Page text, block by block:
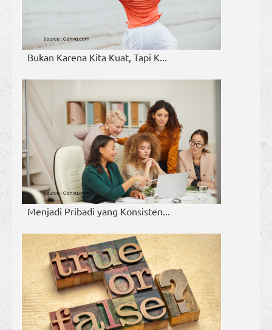
Bukan Karena Kita Kuat, Tapi K...
Menjadi Pribadi yang Konsisten...